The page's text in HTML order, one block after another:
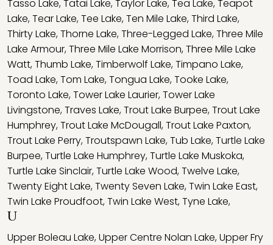
Tasso Lake,Tatai Lake,Taylor Lake,Tea Lake,Teapot
Lake,Tear Lake,Tee Lake,Ten Mile Lake,Third Lake,
Thirty Lake,Thorne Lake,Three-Legged Lake,Three Mile
Lake Armour,Three Mile Lake Morrison,Three Mile Lake
Watt,Thumb Lake,Timberwolf Lake,Timpano Lake,
Toad Lake,Tom Lake,Tongua Lake,Tooke Lake,
Toronto Lake,Tower Lake Laurier,Tower Lake
Livingstone,Traves Lake,Trout Lake Burpee,Trout Lake
Humphrey,Trout Lake McDougall,Trout Lake Paxton,
Trout Lake Perry,Troutspawn Lake,Tub Lake,Turtle Lake
Burpee,Turtle Lake Humphrey,Turtle Lake Muskoka,
Turtle Lake Sinclair,Turtle Lake Wood,Twelve Lake,
Twenty Eight Lake,Twenty Seven Lake,Twin Lake East,
Twin Lake Proudfoot,Twin Lake West,Tyne Lake,
U
Upper Boleau Lake,Upper Centre Nolan Lake,Upper Fry